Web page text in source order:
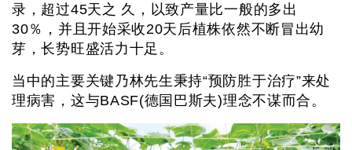
录，超过45天之 久，以致产量比一般的多出
30％，并且开始采收20天后植株依然不断冒出幼
芽，长势旺盛活力十足。
当中的主要关键乃林先生秉持“预防胜于治疗”来处
理病害，这与BASF(德国巴斯夫)理念不谋而合。